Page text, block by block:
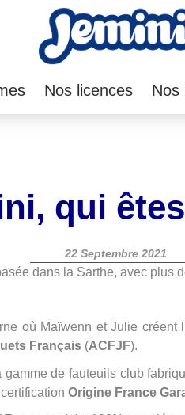
Nos licences Nos
qui
22 Septembre 2021
dans la Sarthe, avec plus
où Maïwenn et Julie créent
Français (ACFJF).
de fauteuils club
Origine France